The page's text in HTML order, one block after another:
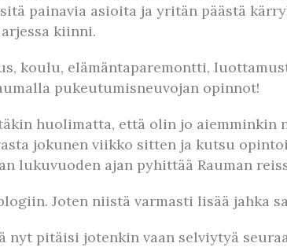
painavia asioita ja yritän päästä
kiinni.
koulu, elämäntaparemontti,
pukeutumisneuvojan opinnot!
huolimatta, että olin jo
jokunen viikko sitten ja kutsu
lukuvuoden ajan pyhittää Rauman
Joten niistä varmasti lisää jahka
nyt pitäisi jotenkin vaan selviytyä